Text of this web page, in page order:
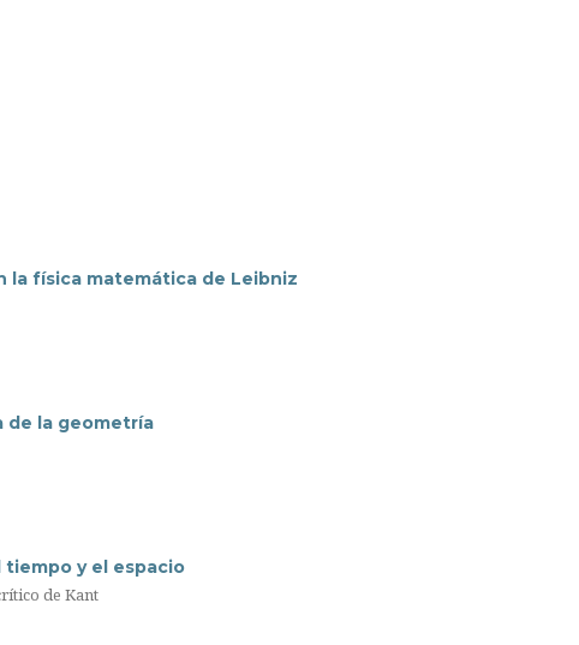
la física matemática de Leibniz
de la geometría
y el espacio
de Kant